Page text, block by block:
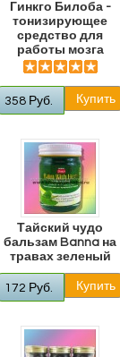
Гинкго Билоба -
тонизирующее
средство для
работы мозга
358 Руб.
Тайский чудо
бальзам Banna на
травах зеленый
172 Руб.